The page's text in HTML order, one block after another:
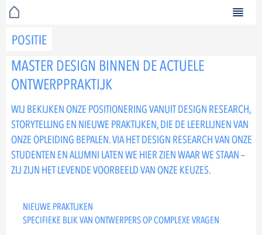
POSITIE
MASTER DESIGN BINNEN DE ACTUELE
ONTWERPPRAKTIJK
WIJ BEKIJKEN ONZE POSITIONERING VANUIT DESIGN RESEARCH,
STORYTELLING EN NIEUWE PRAKTIJKEN, DIE DE LEERLIJNEN VAN
ONZE OPLEIDING BEPALEN. VIA HET DESIGN RESEARCH VAN ONZE
STUDENTEN EN ALUMNI LATEN WE HIER ZIEN WAAR WE STAAN –
ZIJ ZIJN HET LEVENDE VOORBEELD VAN ONZE KEUZES.
NIEUWE PRAKTIJKEN
SPECIFIEKE BLIK VAN ONTWERPERS OP COMPLEXE VRAGEN